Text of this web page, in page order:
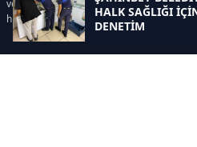
HALK SAĞLIĞI
DENETİM
ve süreçlerinizi kolaylaştırır. Etkili
hızlı ve keyifle takip edebilir.